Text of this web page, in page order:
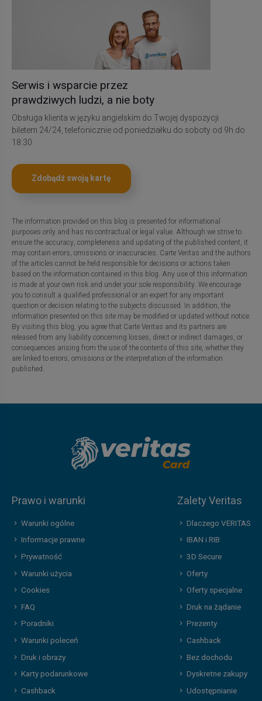
Serwis i wsparcie przez
prawdziwych ludzi, a nie boty
Obsługa klienta w języku angielskim do Twojej dyspozycji
biletem 24/24, telefonicznie od poniedziałku do soboty od 9h do
18:30
Zdobądź swoją kartę
The information provided on this blog is presented for informational
purposes only and has no contractual or legal value. Although we strive to
ensure the accuracy, completeness and updating of the published content, it
may contain errors, omissions or inaccuracies. Carte Veritas and the authors
of the articles cannot be held responsible for decisions or actions taken
based on the information contained in this blog. Any use of this information
is made at your own risk and under your sole responsibility. We encourage
you to consult a qualified professional or an expert for any important
question or decision relating to the subjects discussed. In addition, the
information presented on this site may be modified or updated without notice.
By visiting this blog, you agree that Carte Veritas and its partners are
released from any liability concerning losses, direct or indirect damages, or
consequences arising from the use of the contents of this site, whether they
are linked to errors, omissions or the interpretation of the information
published.
Prawo i warunki
Warunki ogólne
Informacje prawne
Prywatność
Warunki użycia
Cookies
FAQ
Poradniki
Warunki poleceń
Druk i obrazy
Karty podarunkowe
Cashback
Zalety Veritas
Dlaczego VERITAS
IBAN i RIB
3D Secure
Oferty
Oferty specjalne
Druk na żądanie
Prezenty
Cashback
Bez dochodu
Dyskretne zakupy
Udostępnianie